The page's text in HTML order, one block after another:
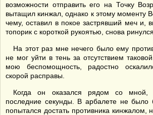
возможности отправить его на Точку
вытащил кинжал, однако к этому моменту
чему, оставил в покое застрявший меч и,
топорик с короткой рукоятью, снова
На этот раз мне нечего было ему
не мог уйти в тень за отсутствием
мою беспомощность, радостно
скорой расправы.
Когда он оказался рядом со мной,
последние секунды. В арбалете не было
попытался достать противника кинжалом,